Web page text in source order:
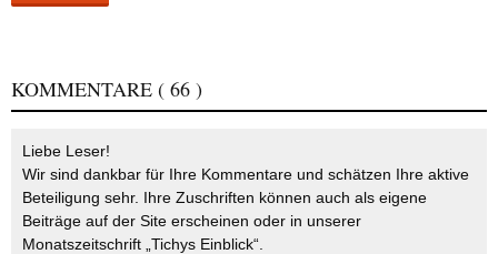
KOMMENTARE ( 66 )
Liebe Leser!
Wir sind dankbar für Ihre Kommentare und schätzen Ihre aktive
Beteiligung sehr. Ihre Zuschriften können auch als eigene
Beiträge auf der Site erscheinen oder in unserer
Monatszeitschrift „Tichys Einblick“.